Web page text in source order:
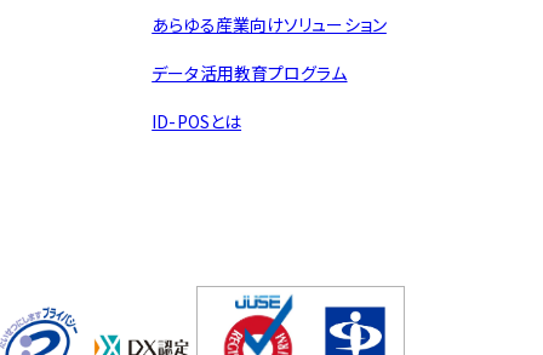
あらゆる産業向けソリューション
データ活用教育プログラム
ID-POSとは